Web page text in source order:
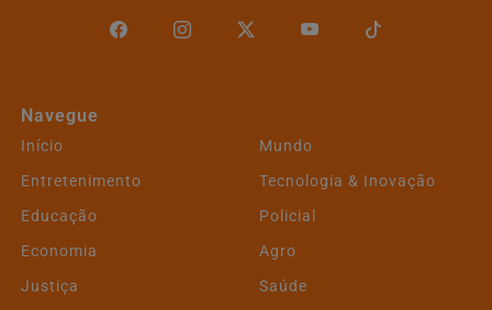
Navegue
Início
Mundo
Entretenimento
Tecnologia & Inovação
Educação
Policial
Economia
Agro
Justiça
Saúde